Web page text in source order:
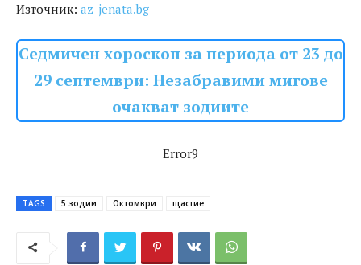
Източник: az-jenata.bg
Седмичен хороскоп за периода от 23 до
29 септември: Незабравими мигове
очакват зодиите
Error9
TAGS 5 зодии Октомври щастие